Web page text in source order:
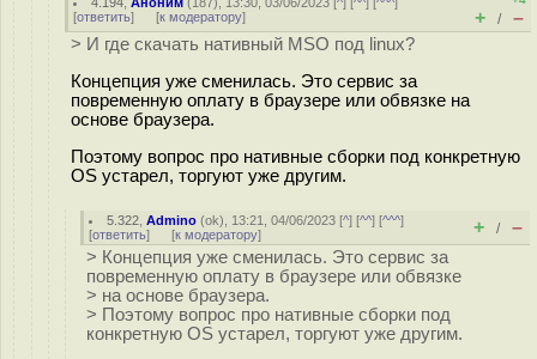
[ответить] [к модератору] + / –
> И где скачать нативный MSO под linux?
Концепция уже сменилась. Это сервис за
повременную оплату в браузере или обвязке на
основе браузера.
Поэтому вопрос про нативные сборки под конкретную
OS устарел, торгуют уже другим.
5.322 ,Admino (ok), 13:21, 04/06/2023 [^] [^^] [^^^]
[ответить] [к модератору] + / –
> Концепция уже сменилась. Это сервис за
повременную оплату в браузере или обвязке
> на основе браузера.
> Поэтому вопрос про нативные сборки под
конкретную OS устарел, торгуют уже другим.